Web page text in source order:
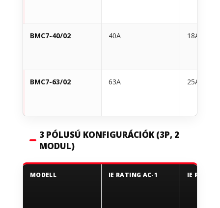
BMC7-40/02 40A 18A
BMC7-63/02 63A 25A
3 PÓLUSÚ KONFIGURÁCIÓK (3P, 2
MODUL)
MODELL IE RATING AC-1 IE